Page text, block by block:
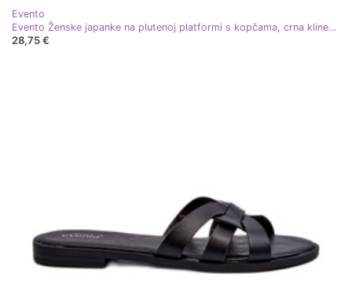
Evento
Evento Ženske japanke na plutenoj platformi s kopčama, crna klinesta
28,75 €